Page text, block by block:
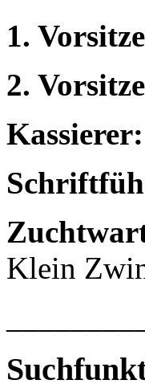
1.
2.
Kassierer:
Klein